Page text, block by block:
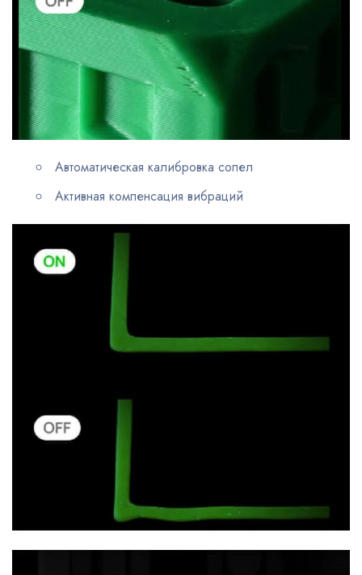
Автоматическая калибровка сопел
Активная компенсация вибраций